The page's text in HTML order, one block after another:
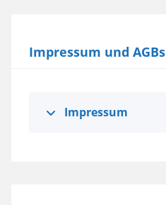
Impressum und AGBs
Impressum